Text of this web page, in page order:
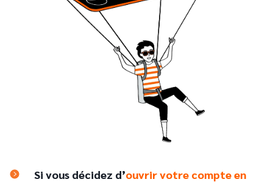
Si vous décidez d’ouvrir votre compte en